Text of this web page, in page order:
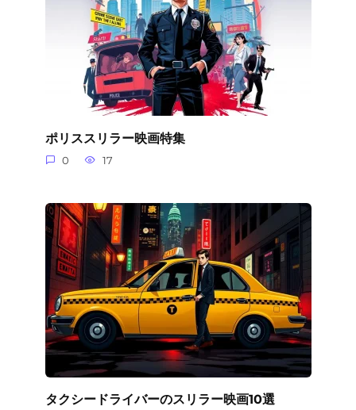
ポリススリラー映画特集
0 17
タクシードライバーのスリラー映画10選